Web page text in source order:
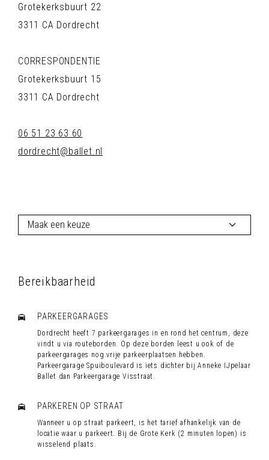
Grotekerksbuurt 22
3311 CA Dordrecht
CORRESPONDENTIE
Grotekerksbuurt 15
3311 CA Dordrecht
06 51 23 63 60
dordrecht@ballet.nl
Bereikbaarheid
PARKEERGARAGES
Dordrecht heeft 7 parkeergarages in en rond het centrum, deze
vindt u via routeborden. Op deze borden leest u ook of de
parkeergarages nog vrije parkeerplaatsen hebben.
Parkeergarage Spuiboulevard is iets dichter bij Anneke IJpelaar
Ballet dan Parkeergarage Visstraat.
PARKEREN OP STRAAT
Wanneer u op straat parkeert, is het tarief afhankelijk van de
locatie waar u parkeert. Bij de Grote Kerk (2 minuten lopen) is
wisselend plaats.